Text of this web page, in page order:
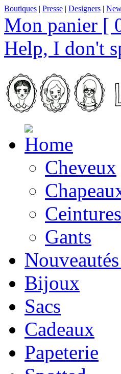
Boutiques | Presse | Designers |
Mon panier [
Help, I don't
Cheveux
Ceintures
Gants
Bijoux
Sacs
Cadeaux
Papeterie